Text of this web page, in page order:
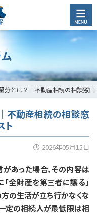
分とは？｜不動産相続の相談窓
不動産相続の相談窓
ト
2026年05月15日
あった場合、その内容は
「全財産を第三者に譲る」
の生活が立ち行かなくな
定の相続人が最低限は相